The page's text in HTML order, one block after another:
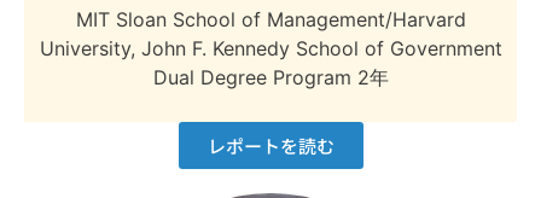
MIT Sloan School of Management/Harvard
University, John F. Kennedy School of Government
Dual Degree Program 2年
レポートを読む